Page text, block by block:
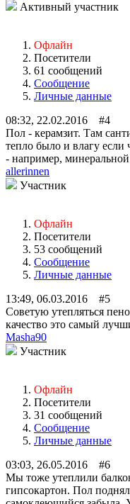
Активный участник
Офлайн
Посетители
61 сообщений
Сообщение
Личные данные
08:32, 22.02.2016 #4
Пол - керамзит. Там
тепло было и влагу
- например, минеральной
allerinnen
Участник
Офлайн
Посетители
53 сообщений
Сообщение
Личные данные
13:49, 06.03.2016 #5
Советую утепляться
качество это самый
Masha90
Участник
Офлайн
Посетители
31 сообщений
Сообщение
Личные данные
03:03, 26.05.2016 #6
Мы тоже утеплили
гипсокартон. Пол